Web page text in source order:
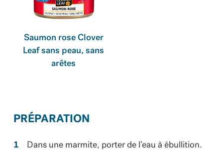
Saumon rose Clover
Leaf sans peau, sans
arêtes
PRÉPARATION
Dans une marmite, porter de l’eau à ébullition.